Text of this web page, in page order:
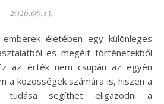
2026.06.13.
és megélt történetekből
az érték nem csupán az egyén
a közösségek számára is, hiszen a
tudása segíthet eligazodni a